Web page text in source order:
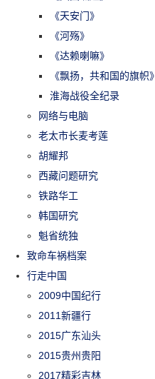
《天安门》
《河殇》
《达赖喇嘛》
《飘扬，共和国的旗帜》
淮海战役全纪录
网络与电脑
老太市长麦考莲
胡耀邦
西藏问题研究
铁路华工
韩国研究
魁省统独
致命车祸档案
行走中国
2009中国纪行
2011新疆行
2015广东汕头
2015贵州贵阳
2017精彩吉林